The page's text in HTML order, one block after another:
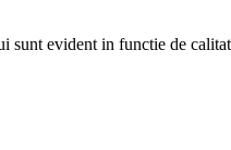
sunt evident in functie de